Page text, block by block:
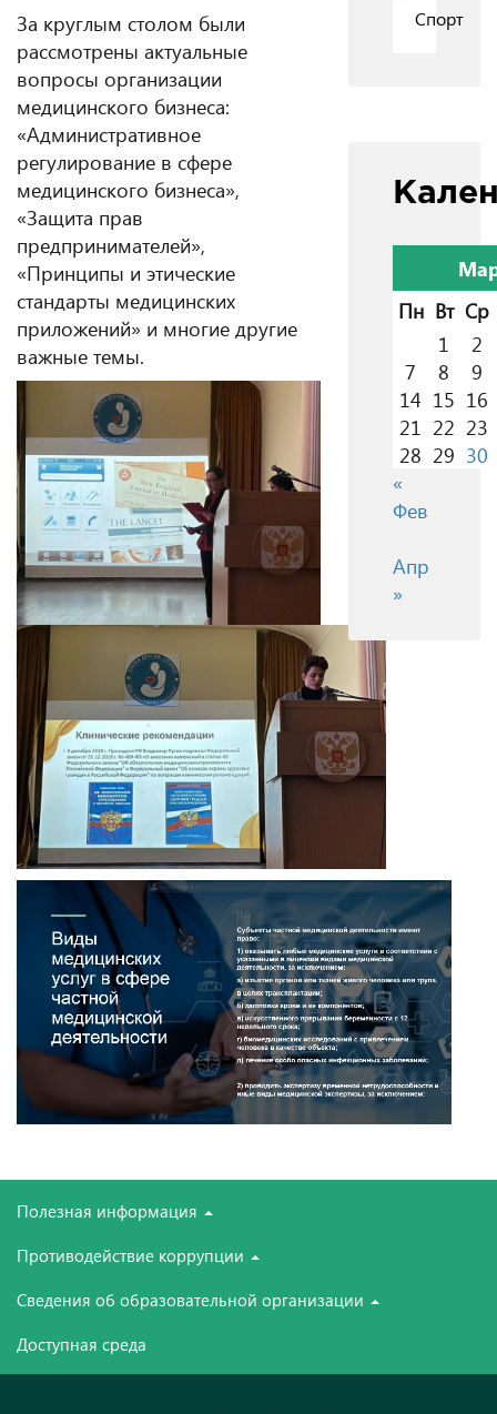
За круглым столом были
рассмотрены актуальные
вопросы организации
медицинского бизнеса:
«Административное
регулирование в сфере
медицинского бизнеса»,
«Защита прав
предпринимателей»,
«Принципы и этические
стандарты медицинских
приложений» и многие другие
важные темы.
Спорт
Пн Вт Ср
1
2
7
8
9
14 15 16
21 22 23
28 29 30
«
Фев
Апр
»
Полезная информация
Противодействие коррупции
Сведения об образовательной организации
Доступная среда